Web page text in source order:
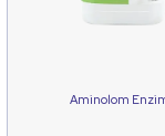
Aminolom